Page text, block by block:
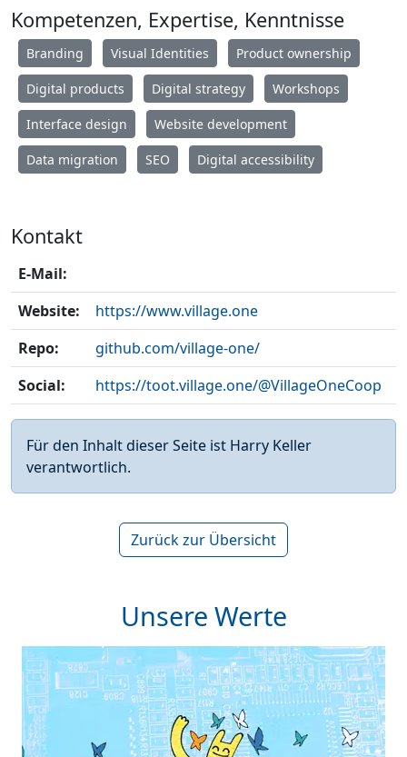
Kompetenzen, Expertise, Kenntnisse
Branding Visual Identities Product ownership
Digital products Digital strategy Workshops
Interface design Website development
Data migration SEO Digital accessibility
Kontakt
E-Mail:
Website:
https://www.village.one
Repo:
github.com/village-one/
Social:
https://toot.village.one/@VillageOneCoop
Für den Inhalt dieser Seite ist Harry Keller
verantwortlich.
Zurück zur Übersicht
Unsere Werte